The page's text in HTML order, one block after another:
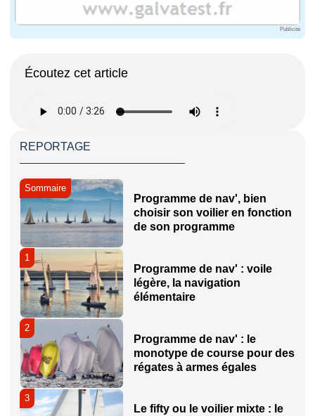
Publicité
Écoutez cet article
REPORTAGE
Sommaire
Programme de nav', bien
choisir son voilier en fonction
de son programme
1
Programme de nav' : voile
légère, la navigation
élémentaire
2
Programme de nav' : le
monotype de course pour des
régates à armes égales
3
Le fifty ou le voilier mixte : le